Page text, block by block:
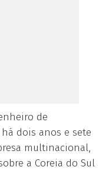
de
dois anos e sete
multinacional,
a Coreia do Sul